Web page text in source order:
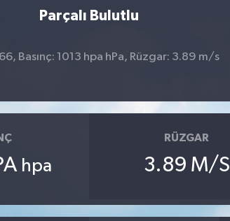
Parçalı Bulutlu
Basınç: 1013 hpa hPa, Rüzgar: 3.89 m/s
hpa
RÜZGAR
3.89 M/S